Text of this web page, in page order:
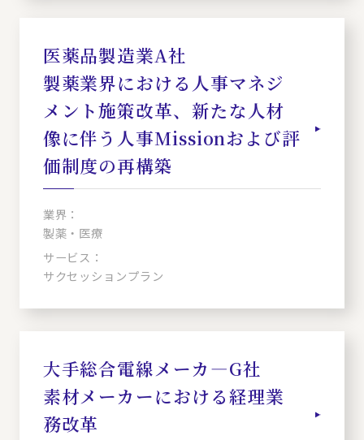
医薬品製造業A社
製薬業界における人事マネジ
メント施策改革、新たな人材
像に伴う人事Missionおよび評
価制度の再構築
業界：
製薬・医療
サービス：
サクセッションプラン
大手総合電線メーカ―G社
素材メーカーにおける経理業
務改革